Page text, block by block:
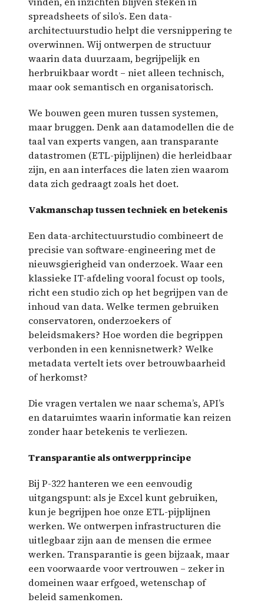
spreadsheets of silo’s. Een data-
architectuurstudio helpt die versnippering te
overwinnen. Wij ontwerpen de structuur
waarin data duurzaam, begrijpelijk en
herbruikbaar wordt – niet alleen technisch,
maar ook semantisch en organisatorisch.
We bouwen geen muren tussen systemen,
maar bruggen. Denk aan datamodellen die de
taal van experts vangen, aan transparante
datastromen (ETL-pijplijnen) die herleidbaar
zijn, en aan interfaces die laten zien waarom
data zich gedraagt zoals het doet.
Vakmanschap tussen techniek en betekenis
Een data-architectuurstudio combineert de
precisie van software-engineering met de
nieuwsgierigheid van onderzoek. Waar een
klassieke IT-afdeling vooral focust op tools,
richt een studio zich op het begrijpen van de
inhoud van data. Welke termen gebruiken
conservatoren, onderzoekers of
beleidsmakers? Hoe worden die begrippen
verbonden in een kennisnetwerk? Welke
metadata vertelt iets over betrouwbaarheid
of herkomst?
Die vragen vertalen we naar schema’s, API’s
en dataruimtes waarin informatie kan reizen
zonder haar betekenis te verliezen.
Transparantie als ontwerpprincipe
Bij P-322 hanteren we een eenvoudig
uitgangspunt: als je Excel kunt gebruiken,
kun je begrijpen hoe onze ETL-pijplijnen
werken. We ontwerpen infrastructuren die
uitlegbaar zijn aan de mensen die ermee
werken. Transparantie is geen bijzaak, maar
een voorwaarde voor vertrouwen – zeker in
domeinen waar erfgoed, wetenschap of
beleid samenkomen.